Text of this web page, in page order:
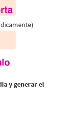
y generar el